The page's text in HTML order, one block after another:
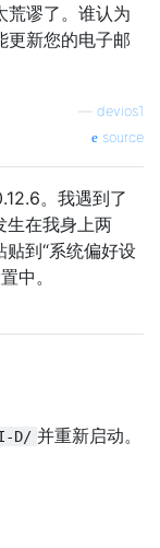
荒谬了。谁认为
更新您的电子邮
devios1
source
。我遇到了
生在我身上两
到“系统偏好设
中。
D/ 并重新启动。